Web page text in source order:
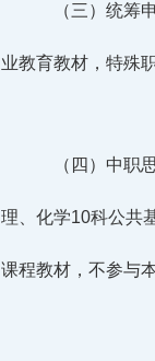
（三）统筹
业教育教材，特殊
（四）中职
理、化学10科公共
课程教材，不参与